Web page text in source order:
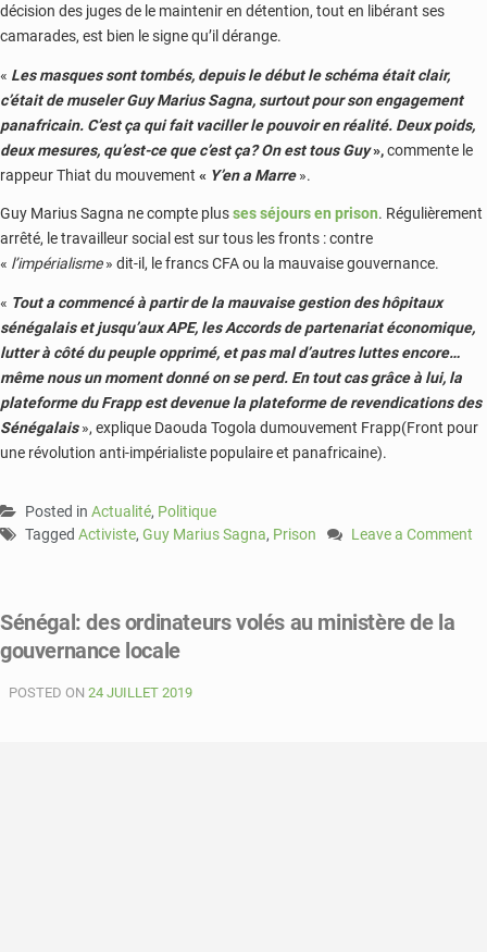
décision des juges de le maintenir en détention, tout en libérant ses
camarades, est bien le signe qu’il dérange.
« Les masques sont tombés, depuis le début le schéma était clair,
c’était de museler Guy Marius Sagna, surtout pour son engagement
panafricain. C’est ça qui fait vaciller le pouvoir en réalité. Deux poids,
deux mesures, qu’est-ce que c’est ça? On est tous Guy»,commente le
rappeur Thiat du mouvement « Y’en a Marre ».
Guy Marius Sagna ne compte plusses séjours en prison. Régulièrement
arrêté, le travailleur social est sur tous les fronts : contre
« l’impérialisme» dit-il, le francs CFA ou la mauvaise gouvernance.
« Tout a commencé à partir de la mauvaise gestion des hôpitaux
sénégalais et jusqu’aux APE, les Accords de partenariat économique,
lutter à côté du peuple opprimé, et pas mal d’autres luttes encore…
même nous un moment donné on se perd. En tout cas grâce à lui, la
plateforme du Frapp est devenue la plateforme de revendications des
Sénégalais», explique Daouda Togola dumouvement Frapp(Front pour
une révolution anti-impérialiste populaire et panafricaine).
Posted in Actualité, Politique
Tagged Activiste, Guy Marius Sagna, Prison
Leave a Comment
Marius
Sénégal: des ordinateurs volés au ministère de la
gouvernance locale
POSTED ON 24 JUILLET 2019